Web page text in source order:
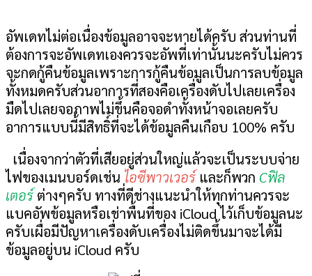
อัพเดทไม่ต่อเนื่องข้อมูลอาจจะหายได้ครับ ส่วนท่านที่
ต้องการจะอัพเดทเองควรจะอัพที่เท่านั้นนะครับไม่ควร
จะกดกู้คืนข้อมูลเพราะการกู้คืนข้อมูลเป็นการลบข้อมูล
ทั้งหมดครับส่วนอาการที่สองคือเครื่องดับไปเลยเครื่อง
มืดไปเลยจอภาพไม่ขึ้นคือจอดำทั้งหน้าจอเลยครับ
อาการแบบนี้มีสิทธิ์ที่จะได้ข้อมูลคืนเกือบ 100% ครับ
เนื่องจากว่าตัวที่เสียอยู่ส่วนใหญ่แล้วจะเป็นระบบจ่าย
ไฟของเมนบอร์ดเช่น ไอซีพาวเวอร์ และก็พวก Cฟิล
เตอร์ ต่างๆครับ ทางที่ดีช่างแนะนำให้ทุกท่านควรจะ
แบคอัพข้อมูลหรือเช่าพื้นที่ของ iCloudไว้เก็บข้อมูลนะ
ครับเผื่อมีปัญหาเครื่องดับเครื่องไม่ติดขึ้นมาจะได้มี
ข้อมูลอยู่บน iCloud ครับ